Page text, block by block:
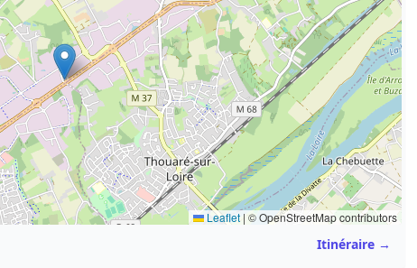
Leaflet|© OpenStreetMap contributors
Itinéraire →